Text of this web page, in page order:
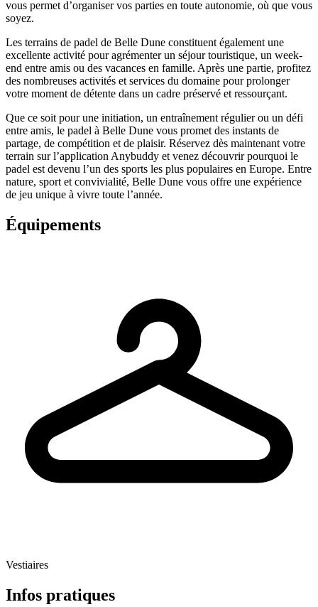
vous permet d’organiser vos parties en toute autonomie, où que vous
soyez.
Les terrains de padel de Belle Dune constituent également une
excellente activité pour agrémenter un séjour touristique, un week-
end entre amis ou des vacances en famille. Après une partie, profitez
des nombreuses activités et services du domaine pour prolonger
votre moment de détente dans un cadre préservé et ressourçant.
Que ce soit pour une initiation, un entraînement régulier ou un défi
entre amis, le padel à Belle Dune vous promet des instants de
partage, de compétition et de plaisir. Réservez dès maintenant votre
terrain sur l’application Anybuddy et venez découvrir pourquoi le
padel est devenu l’un des sports les plus populaires en Europe. Entre
nature, sport et convivialité, Belle Dune vous offre une expérience
de jeu unique à vivre toute l’année.
Équipements
Vestiaires
Infos pratiques